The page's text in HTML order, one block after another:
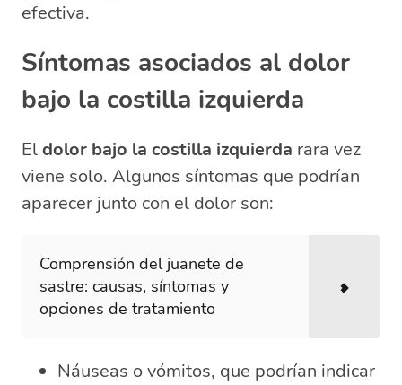
efectiva.
Síntomas asociados al dolor
bajo la costilla izquierda
Eldolor bajo la costilla izquierda rara vez
viene solo. Algunos síntomas que podrían
aparecer junto con el dolor son:
Comprensión del juanete de
sastre: causas, síntomas y
opciones de tratamiento
Náuseas o vómitos, que podrían indicar